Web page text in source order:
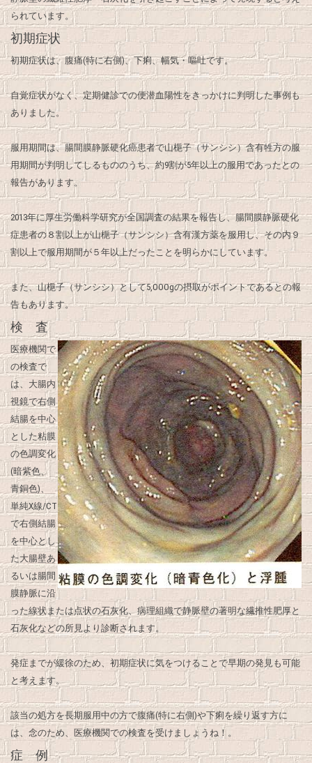
られています。
初期症状
初期症状は、腹痛(特に右側)、下痢、幅気・嘔吐です。
自覚症状がなく、定期健診での便潜血陽性をきっかけに判明した事例も
ありました。
服用期間は、腸間膜静脈硬化癌患者で山梔子（サンシシ）含有牲方の服
用期間が判明してしるもののうち、約9割が5年以上の服用であったとの
報告があります。
2013年に厚生労働科学研究が全国調査の結果を報告し、腸間膜静脈硬化
症患者の８割以上が山梔子（サンシシ）含有漢方薬を服用し、その内９
割以上で服用期間が５年以上だったことを明らかにしています。
また、山梔子（サンシシ）として5,OOOgの摂取がポイントであるとの報
告もあります。
検 査
医療機関で
の検査で
は、大腸内
視鏡で右側
結腸を中心
とした粘膜
の色調変化
(暗紫色、
青銅色)、
単純X線/CT
で右側結腸
を中心とし
た大腸壁あ
るいは腸間
膜静脈に沿
った線状または点状の石灰化、病理組織で静脈壁の著明な繊推性肥厚と
石灰化などの所見より診断されます。
発症までが緩徐のため、初期症状に気をつけることで早期の発見も可能
と考えます。
該当の処方を長期服用中の方で腹痛(特に右側)や下痢を繰り返す方に
は、念のため、医療機関での検査を受けましょうね！。
症 例